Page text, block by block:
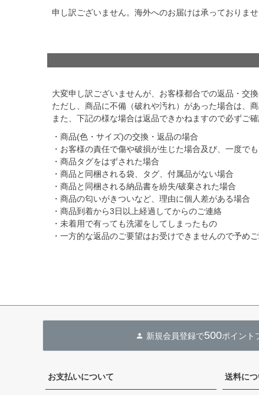
申し訳ございません。海外へのお届けは承っておりませ
大変申し訳ございませんが、お客様都合での返品・交換
ただし、商品に不備（破れや汚れ）があった場合は、
また、下記の様な場合は返品できかねますので必ずご
・商品(色・サイズ)の交換・返品の場合
・お客様の責任で傷や破損が生じた場合及び、一度で
・商品タグをはずされた場合
・商品と同梱される袋、タグ、付属品がない場合
・商品と同梱される納品書を紛失/破棄された場合
・商品の匂いがきついなど、理由に個人差がある場合
・商品到着から3日以上経過してからのご連絡
・未着用で有っても洗濯をしてしまったもの
・一方的な返品のご要望はお受けできませんので予め
新規会員登録で500ポイント
お支払いについて 送料に